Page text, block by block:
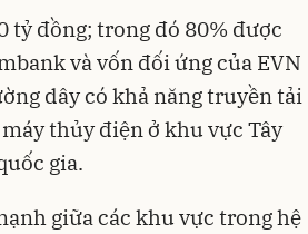
tỷ đồng; trong đó 80% được
và vốn đối ứng của EVN
dây có khả năng truyền tải
thủy điện ở khu vực Tây
gia.
giữa các khu vực trong hệ